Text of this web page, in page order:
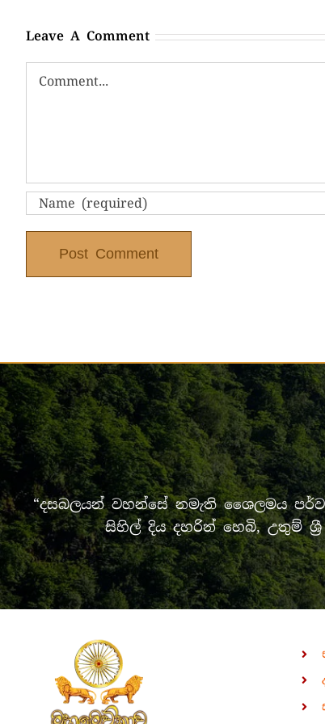
Leave A Comment
Comment
“දසබලයන් වහන්සේ නමැති ශෛලමය
සිහිල් දිය දහරින් හෙබි, උතුම්